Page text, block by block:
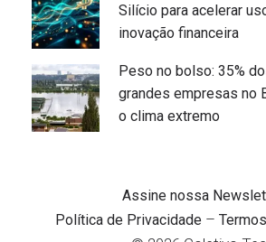
Silício para acelerar
inovação financeira
Peso no bolso: 35%
grandes empresas no
o clima extremo
Assine nossa
Política de Privacidade –